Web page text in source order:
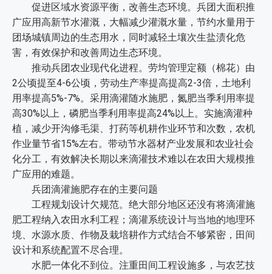
促进区域水资源平衡，改善生态环境。兵团大面积推
广应用高新节水灌溉，大幅减少灌溉水量，节约水量用于
团场城镇周边的生态用水，同时减轻土壤次生盐渍化危
害，有效保护和改善周边生态环境。
推动兵团农业现代化进程。劳均管理定额（棉花）由
2公顷提至4-6公顷，劳动生产率提高提高2-3倍，土地利
用率提高5%-7%。采用滴灌随水施肥，氮肥当季利用率提
高30%以上，磷肥当季利用率提高24%以上。实施滴灌种
植，减少开沟修毛渠、打药等机耕作业环节和次数，农机
作业量节省15%左右。带动节水器材产业发展和农业社会
化分工，有效解决长期以来滴灌技术难以在农田大规模推
广应用的难题。
兵团滴灌施肥存在的主要问题
工程规划设计欠规范。绝大部分地区还没有将滴灌施
肥工程纳入农田水利工程；滴灌系统设计与当地的地理环
境、水源水质、作物及栽培耕作方式结合不够紧密，田间
设计和系统配置不尽合理。
水肥一体化不到位。注重田间工程设施多，与农艺技